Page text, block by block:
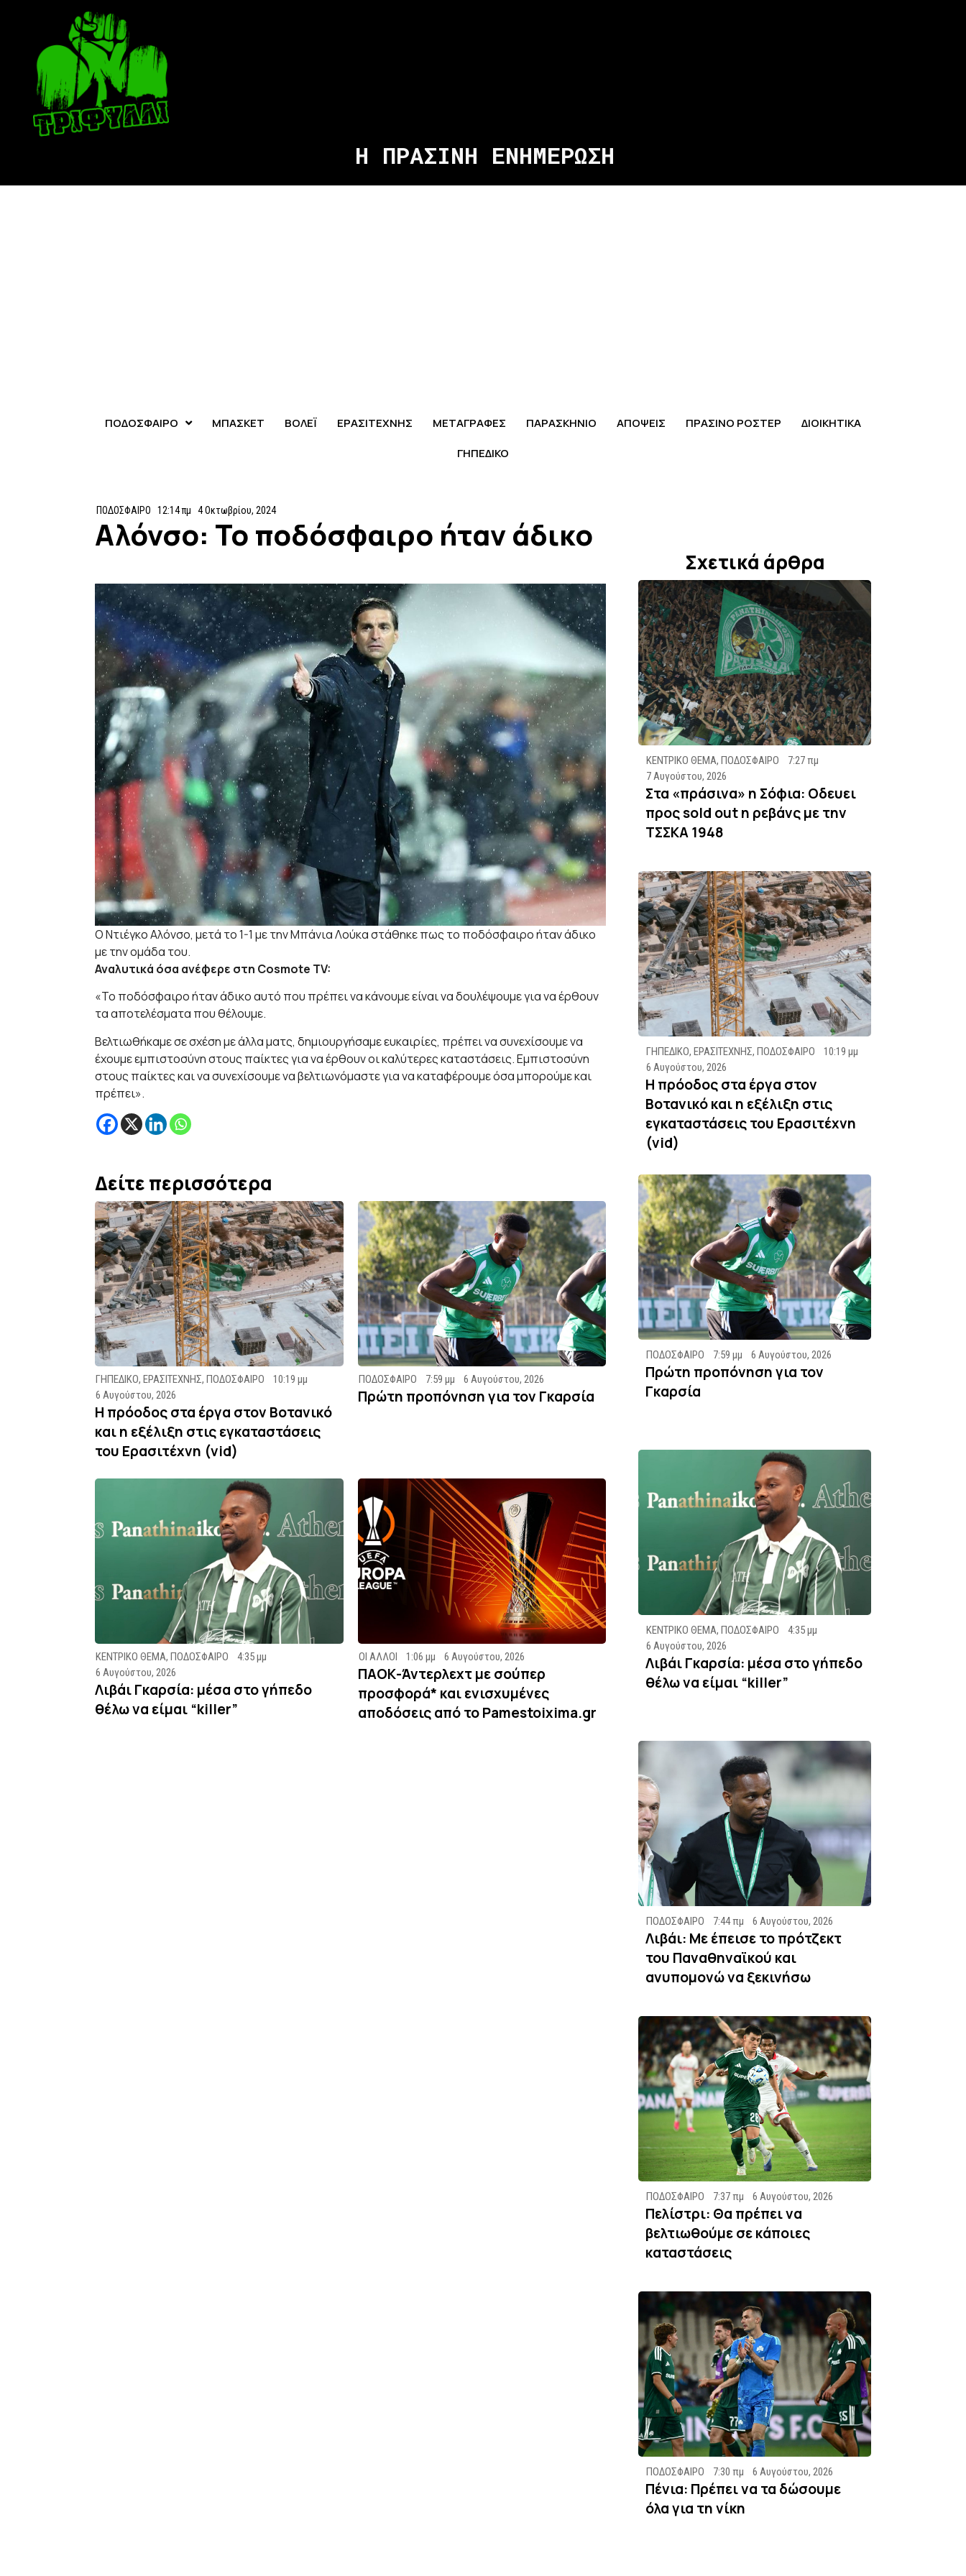
Η ΠΡΑΣΙΝΗ ΕΝΗΜΕΡΩΣΗ
ΠΟΔΟΣΦΑΙΡΟ ΜΠΑΣΚΕΤ ΒΟΛΕΪ ΕΡΑΣΙΤΕΧΝΗΣ ΜΕΤΑΓΡΑΦΕΣ ΠΑΡΑΣΚΗΝΙΟ ΑΠΟΨΕΙΣ ΠΡΑΣΙΝΟ ΡΟΣΤΕΡ
ΔΙΟΙΚΗΤΙΚΑ
ΓΗΠΕΔΙΚΟ
ΠΟΔΟΣΦΑΙΡΟ 12:14 πμ 4 Οκτωβρίου, 2024
Αλόνσο: Το ποδόσφαιρο ήταν άδικο
O Ντιέγκο Αλόνσο, μετά το 1-1 με την Μπάνια Λούκα στάθηκε πως το ποδόσφαιρο ήταν άδικο
με την ομάδα του.
Αναλυτικά όσα ανέφερε στη Cosmote TV:
«Το ποδόσφαιρο ήταν άδικο αυτό που πρέπει να κάνουμε είναι να δουλέψουμε για να έρθουν
τα αποτελέσματα που θέλουμε.
Βελτιωθήκαμε σε σχέση με άλλα ματς, δημιουργήσαμε ευκαιρίες, πρέπει να συνεχίσουμε να
έχουμε εμπιστοσύνη στους παίκτες για να έρθουν οι καλύτερες καταστάσεις. Εμπιστοσύνη
στους παίκτες και να συνεχίσουμε να βελτιωνόμαστε για να καταφέρουμε όσα μπορούμε και
πρέπει».
Δείτε περισσότερα
ΓΗΠΕΔΙΚΟ, ΕΡΑΣΙΤΕΧΝΗΣ, ΠΟΔΟΣΦΑΙΡΟ
10:19 μμ
6 Αυγούστου, 2026
Η πρόοδος στα έργα στον Βοτανικό
και η εξέλιξη στις εγκαταστάσεις
του Ερασιτέχνη (vid)
ΠΟΔΟΣΦΑΙΡΟ 7:59 μμ 6 Αυγούστου, 2026
Πρώτη προπόνηση για τον Γκαρσία
ΚΕΝΤΡΙΚΟ ΘΕΜΑ, ΠΟΔΟΣΦΑΙΡΟ
4:35 μμ
6 Αυγούστου, 2026
Λιβάι Γκαρσία: μέσα στο γήπεδο
θέλω να είμαι “killer”
ΟΙ ΑΛΛΟΙ 1:06 μμ 6 Αυγούστου, 2026
ΠΑΟΚ-Άντερλεχτ με σούπερ
προσφορά* και ενισχυμένες
αποδόσεις από το Pamestoixima.gr
Σχετικά άρθρα
ΚΕΝΤΡΙΚΟ ΘΕΜΑ, ΠΟΔΟΣΦΑΙΡΟ
7:27 πμ
7 Αυγούστου, 2026
Στα «πράσινα» η Σόφια: Οδευει
προς sold out η ρεβάνς με την
ΤΣΣΚΑ 1948
ΓΗΠΕΔΙΚΟ, ΕΡΑΣΙΤΕΧΝΗΣ, ΠΟΔΟΣΦΑΙΡΟ
10:19 μμ
6 Αυγούστου, 2026
Η πρόοδος στα έργα στον
Βοτανικό και η εξέλιξη στις
εγκαταστάσεις του Ερασιτέχνη
(vid)
ΠΟΔΟΣΦΑΙΡΟ 7:59 μμ 6 Αυγούστου, 2026
Πρώτη προπόνηση για τον
Γκαρσία
ΚΕΝΤΡΙΚΟ ΘΕΜΑ, ΠΟΔΟΣΦΑΙΡΟ
4:35 μμ
6 Αυγούστου, 2026
Λιβάι Γκαρσία: μέσα στο γήπεδο
θέλω να είμαι “killer”
ΠΟΔΟΣΦΑΙΡΟ 7:44 πμ 6 Αυγούστου, 2026
Λιβάι: Με έπεισε το πρότζεκτ
του Παναθηναϊκού και
ανυπομονώ να ξεκινήσω
ΠΟΔΟΣΦΑΙΡΟ 7:37 πμ 6 Αυγούστου, 2026
Πελίστρι: Θα πρέπει να
βελτιωθούμε σε κάποιες
καταστάσεις
ΠΟΔΟΣΦΑΙΡΟ 7:30 πμ 6 Αυγούστου, 2026
Πένια: Πρέπει να τα δώσουμε
όλα για τη νίκη